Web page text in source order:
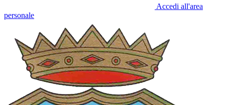
Accedi all'area
personale